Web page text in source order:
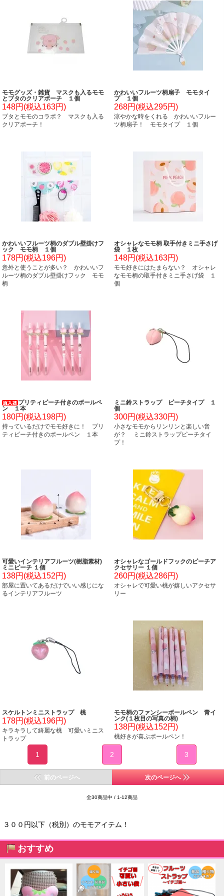
モモグッズ・雑貨 マスクも入るモモ
とブタのクリアポーチ １個
148円(税込163円)
ブタとモモのコラボ？ マスクも入る
クリアポーチ！
かわいいフルーツ柄扇子 モモタイ
プ １個
268円(税込295円)
涼やかな時をくれる かわいいフルー
ツ柄扇子！ モモタイプ １個
かわいいフルーツ柄のダブル壁掛けフ
ック モモ柄 １個
178円(税込196円)
意外と使うことが多い？ かわいいフ
ルーツ柄のダブル壁掛けフック モモ
柄
オシャレなモモ柄 取手付きミニ手さげ
袋 １枚
148円(税込163円)
モモ好きにはたまらない？ オシャレ
なモモ柄の取手付きミニ手さげ袋 １
個
プリティピーチ付きのボールペ
ン １本
180円(税込198円)
持っているだけでモモ好きに！ プリ
ティピーチ付きのボールペン １本
ミニ鈴ストラップ ピーチタイプ １
個
300円(税込330円)
小さなモモからリンリンと楽しい音
が？ ミニ鈴ストラップピーチタイ
プ！
可愛いインテリアフルーツ(樹脂素材)
ミニピーチ １個
138円(税込152円)
部屋に置いてあるだけでいい感じにな
るインテリアフルーツ
オシャレなゴールドフックのピーチア
クセサリー １個
260円(税込286円)
オシャレで可愛い桃が嬉しいアクセサ
リー
スケルトンミニストラップ 桃
178円(税込196円)
キラキラして綺麗な桃 可愛いミニス
トラップ
モモ柄のファンシーボールペン 青イ
ンク(１枚目の写真の柄)
138円(税込152円)
桃好きが喜ぶボールペン！
1 2 3
前のページへ 次のページへ
全30商品中 / 1-12商品
３００円以下（税別）のモモアイテム！
おすすめ